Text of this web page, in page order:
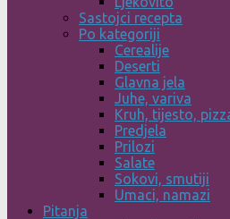
Sastojci recepta
Po kategoriji
Cerealije
Deserti
Glavna jela
Juhe, variva
Kruh, tijesto,
Predjela
Prilozi
Salate
Sokovi, smutiji
Umaci, namazi
Pitanja